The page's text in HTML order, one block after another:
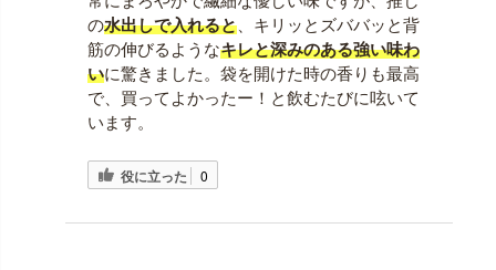
の水出しで入れると、キリッとズババッと背
筋の伸びるようなキレと深みのある強い味わ
いに驚きました。袋を開けた時の香りも最高
で、買ってよかったー！と飲むたびに呟いて
います。
役に立った 0